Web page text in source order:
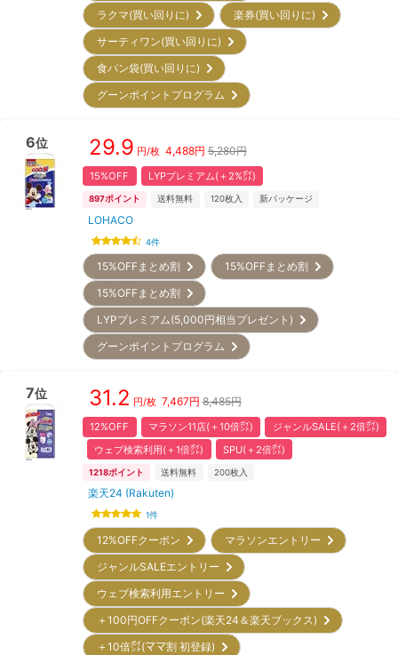
ラクマ(買い回りに)
楽券(買い回りに)
サーティワン(買い回りに)
食パン袋(買い回りに)
グーンポイントプログラム
6位 29.9 円/枚 4,488円 5,280円
15%OFF LYPプレミアム(＋2%㌽)
897ポイント 送料無料 120枚入 新パッケージ
LOHACO
4件
15%OFFまとめ割
15%OFFまとめ割
15%OFFまとめ割
LYPプレミアム(5,000円相当プレゼント)
グーンポイントプログラム
7位 31.2 円/枚 7,467円 8,485円
12%OFF マラソン11店(＋10倍㌽)
ジャンルSALE(＋2倍㌽)
ウェブ検索利用(＋1倍㌽)
SPU(＋2倍㌽)
1218ポイント 送料無料 200枚入
楽天24 (Rakuten)
1件
12%OFFクーポン
マラソンエントリー
ジャンルSALEエントリー
ウェブ検索利用エントリー
＋100円OFFクーポン(楽天24＆楽天ブックス)
＋10倍㌽(ママ割 初登録)